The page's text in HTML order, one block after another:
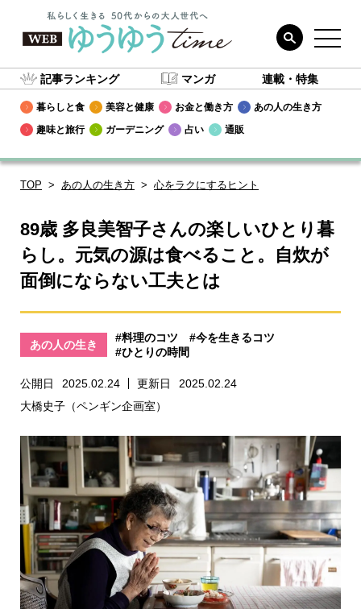
記事ランキング マンガ 連載・特集
暮らしと食 美容と健康 お金と働き方
あの人の生き方
趣味と旅行
ガーデニング 占い 通販
TOP あの人の生き方 心をラクにするヒント
89歳 多良美智子さんの楽しいひとり暮
らし。元気の源は食べること。自炊が
面倒にならない工夫とは
あの人の生き
#料理のコツ
#今を生きるコツ
#ひとりの時間
公開日 2025.02.24 更新日
2025.02.24
大橋史子（ペンギン企画室）